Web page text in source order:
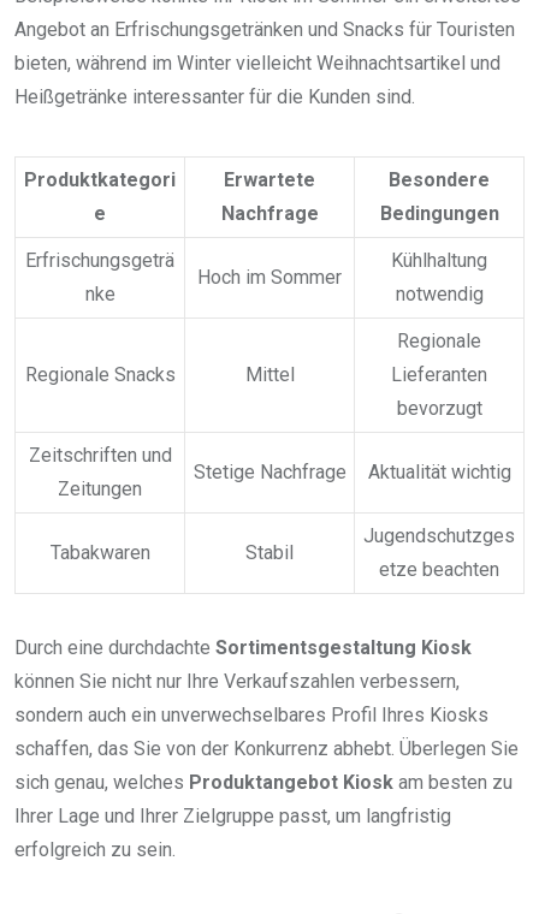
Angebot an Erfrischungsgetränken und Snacks für Touristen
bieten, während im Winter vielleicht Weihnachtsartikel und
Heißgetränke interessanter für die Kunden sind.
Produktkategori
e
Erwartete
Nachfrage
Besondere
Bedingungen
Erfrischungsgeträ
nke
Hoch im Sommer
Kühlhaltung
notwendig
Regionale Snacks Mittel
Regionale
Lieferanten
bevorzugt
Zeitschriften und
Zeitungen
Stetige Nachfrage Aktualität wichtig
Tabakwaren Stabil
Jugendschutzges
etze beachten
Durch eine durchdachte Sortimentsgestaltung Kiosk
können Sie nicht nur Ihre Verkaufszahlen verbessern,
sondern auch ein unverwechselbares Profil Ihres Kiosks
schaffen, das Sie von der Konkurrenz abhebt. Überlegen Sie
sich genau, welches Produktangebot Kiosk am besten zu
Ihrer Lage und Ihrer Zielgruppe passt, um langfristig
erfolgreich zu sein.